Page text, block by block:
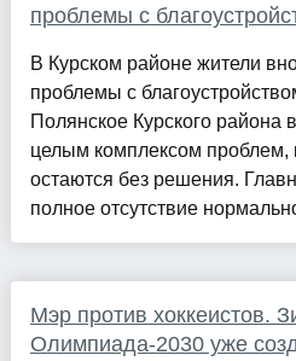
проблемы с
В Курском районе жители
проблемы с
Полянское Курского района
целым комплексом проблем,
остаются без решения.
полное отсутствие
Мэр против хоккеистов.
Олимпиада-2030 уже